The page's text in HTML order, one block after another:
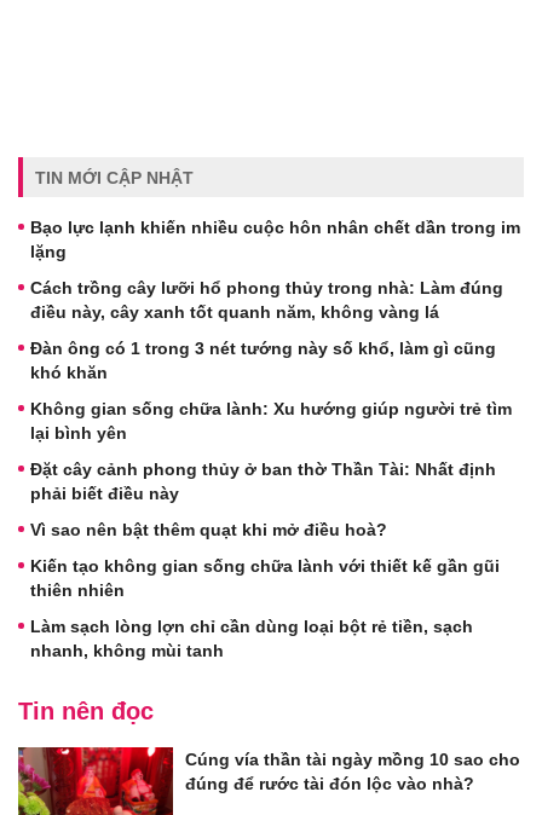
TIN MỚI CẬP NHẬT
Bạo lực lạnh khiến nhiều cuộc hôn nhân chết dần trong im
lặng
Cách trồng cây lưỡi hổ phong thủy trong nhà: Làm đúng
điều này, cây xanh tốt quanh năm, không vàng lá
Đàn ông có 1 trong 3 nét tướng này số khổ, làm gì cũng
khó khăn
Không gian sống chữa lành: Xu hướng giúp người trẻ tìm
lại bình yên
Đặt cây cảnh phong thủy ở ban thờ Thần Tài: Nhất định
phải biết điều này
Vì sao nên bật thêm quạt khi mở điều hoà?
Kiến tạo không gian sống chữa lành với thiết kế gần gũi
thiên nhiên
Làm sạch lòng lợn chỉ cần dùng loại bột rẻ tiền, sạch
nhanh, không mùi tanh
Tin nên đọc
Cúng vía thần tài ngày mồng 10 sao cho
đúng để rước tài đón lộc vào nhà?